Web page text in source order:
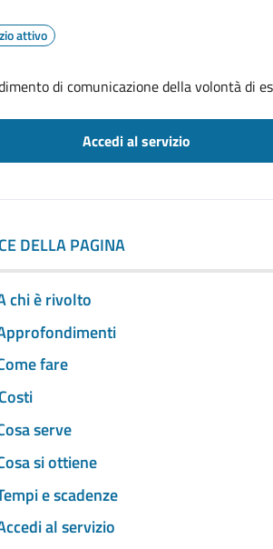
attivo
di comunicazione della volontà di
Accedi al servizio
DELLA PAGINA
chi è rivolto
fare
Costi
serve
si ottiene
e scadenze
al servizio